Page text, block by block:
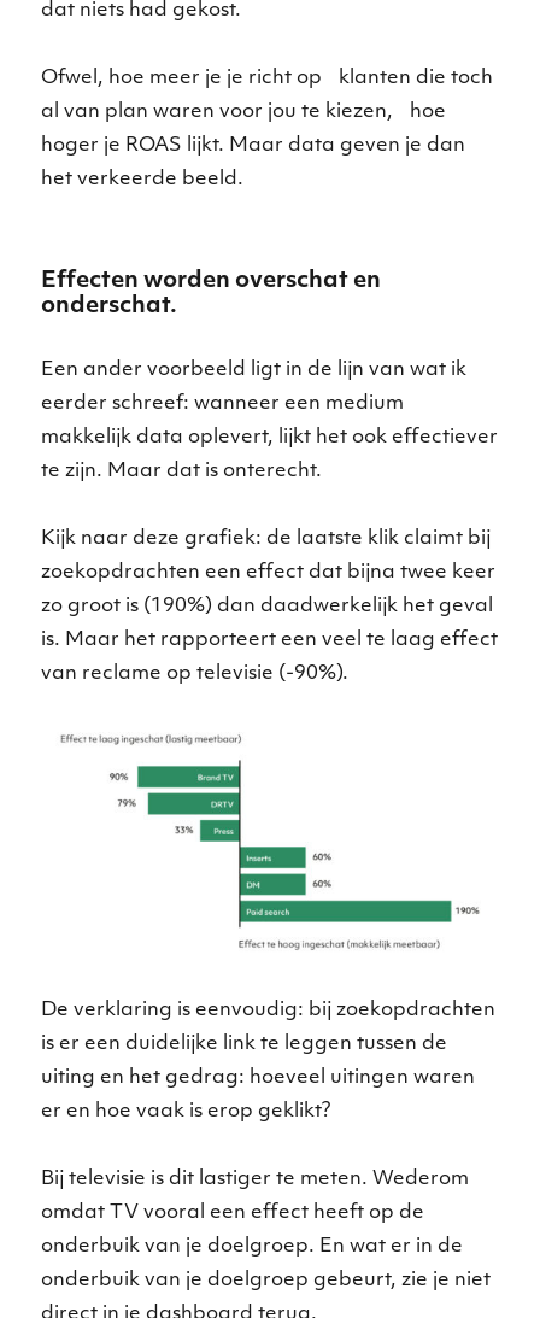
dat niets had gekost.
Ofwel, hoe meer je je richt op klanten die toch
al van plan waren voor jou te kiezen, hoe
hoger je ROAS lijkt. Maar data geven je dan
het verkeerde beeld.
Effecten worden overschat en
onderschat.
Een ander voorbeeld ligt in de lijn van wat ik
eerder schreef: wanneer een medium
makkelijk data oplevert, lijkt het ook effectiever
te zijn. Maar dat is onterecht.
Kijk naar deze grafiek: de laatste klik claimt bij
zoekopdrachten een effect dat bijna twee keer
zo groot is (190%) dan daadwerkelijk het geval
is. Maar het rapporteert een veel te laag effect
van reclame op televisie (-90%).
De verklaring is eenvoudig: bij zoekopdrachten
is er een duidelijke link te leggen tussen de
uiting en het gedrag: hoeveel uitingen waren
er en hoe vaak is erop geklikt?
Bij televisie is dit lastiger te meten. Wederom
omdat TV vooral een effect heeft op de
onderbuik van je doelgroep. En wat er in de
onderbuik van je doelgroep gebeurt, zie je niet